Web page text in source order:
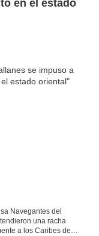
en el estado
Navegantes del
una racha
a los Caribes de